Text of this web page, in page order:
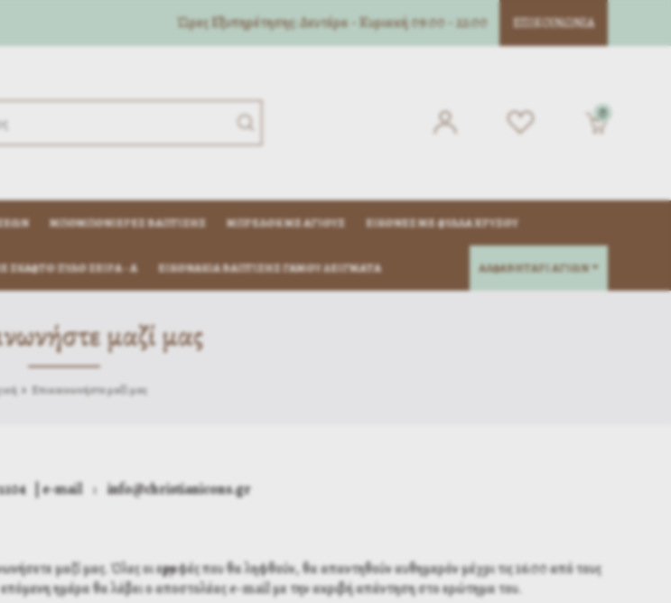
Ώρες Eξυπηρέτησης: Δευτέρα - Κυριακή 09:00 - 22:00 ΕΠΙΚΟΙΝΩΝΊΑ
0
ΜΠΟΜΠΟΝΙΈΡΕΣ ΒΆΠΤΙΣΗΣ ΜΠΡΕΛΌΚ ΜΈ ΑΓΊΟΥΣ ΕΙΚΌΝΕΣ ΜΕ ΦΎΛΛΑ ΧΡΥΣΟΎ
ΣΚΑΦΤΟ ΞΥΛΟ ΣΕΙΡΑ - Α ΕΙΚΟΝΆΚΙΑ ΒΆΠΤΙΣΗΣ ΓΆΜΟΥ ΔΕΊΓΜΑΤΑ ΑΛΦΑΒΗΤΑΡΙ ΑΓΙΩΝ
μαζί μας
Επικοινωνήστε μαζί μας
| e-mail : info@christianicons.gr
μαζί μας. Όλες οι εγγραφές που θα ληφθούν, θα απαντηθούν αυθημερόν μέχρι τις 16:00 από τους
ημέρα θα λάβει ο αποστολέας e-mail με την ακριβή απάντηση στο ερώτημα του.